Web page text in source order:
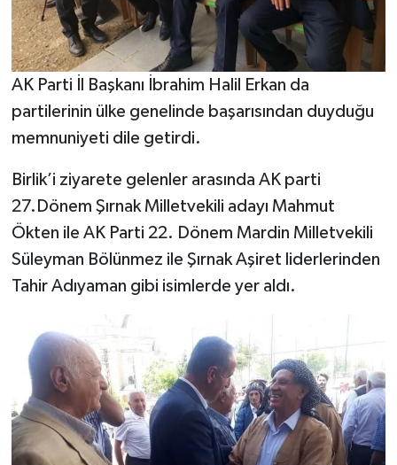
AK Parti İl Başkanı İbrahim Halil Erkan da
partilerinin ülke genelinde başarısından duyduğu
memnuniyeti dile getirdi.
Birlik’i ziyarete gelenler arasında AK parti
27.Dönem Şırnak Milletvekili adayı Mahmut
Ökten ile AK Parti 22. Dönem Mardin Milletvekili
Süleyman Bölünmez ile Şırnak Aşiret liderlerinden
Tahir Adıyaman gibi isimlerde yer aldı.